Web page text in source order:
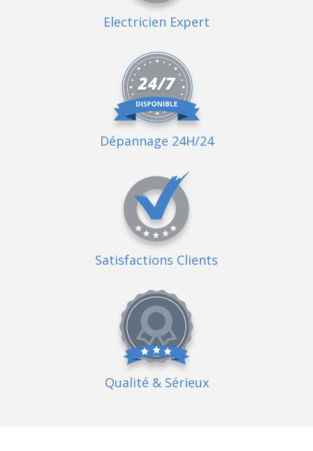
Electricien Expert
Dépannage 24H/24
Satisfactions Clients
Qualité & Sérieux